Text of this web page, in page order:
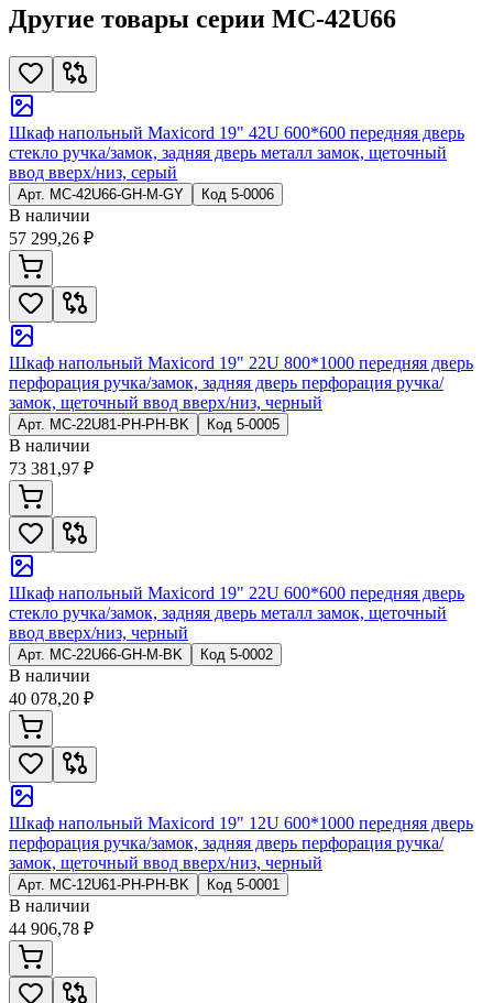
Другие товары серии MC-42U66
Шкаф напольный Maxicord 19" 42U 600*600 передняя дверь
стекло ручка/замок, задняя дверь металл замок, щеточный
ввод вверх/низ, серый
Арт. MC-42U66-GH-M-GY Код 5-0006
В наличии
57 299,26 ₽
Шкаф напольный Maxicord 19" 22U 800*1000 передняя дверь
перфорация ручка/замок, задняя дверь перфорация ручка/
замок, щеточный ввод вверх/низ, черный
Арт. MC-22U81-PH-PH-BK Код 5-0005
В наличии
73 381,97 ₽
Шкаф напольный Maxicord 19" 22U 600*600 передняя дверь
стекло ручка/замок, задняя дверь металл замок, щеточный
ввод вверх/низ, черный
Арт. MC-22U66-GH-M-BK Код 5-0002
В наличии
40 078,20 ₽
Шкаф напольный Maxicord 19" 12U 600*1000 передняя дверь
перфорация ручка/замок, задняя дверь перфорация ручка/
замок, щеточный ввод вверх/низ, черный
Арт. MC-12U61-PH-PH-BK Код 5-0001
В наличии
44 906,78 ₽